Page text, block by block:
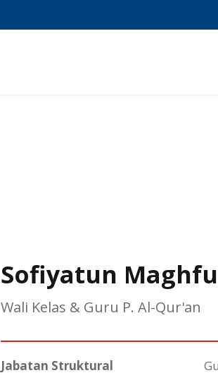
Sofiyatun
Wali Kelas & Guru P. Al-Qur'an
Jabatan Struktural